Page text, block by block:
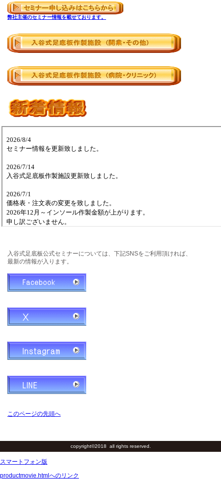
弊社主催のセミナー情報を載せております。
入谷式足底板公式セミナーについては、下記SNSをご利用頂ければ、
最新の情報が入ります。
このページの先頭へ
copyright©2018 all rights reserved.
スマートフォン版
productmovie.htmlへのリンク